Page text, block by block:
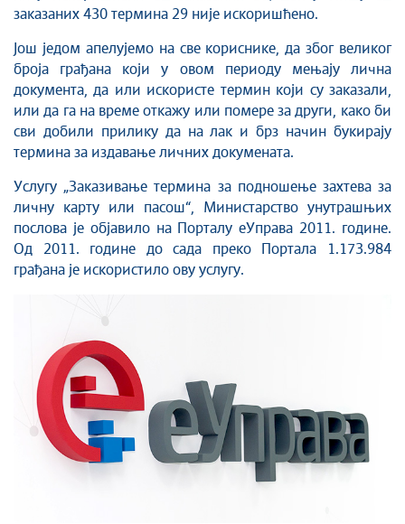
заказаних 430 термина 29 није искоришћено.
Још једом апелујемо на све кориснике, да због великог
броја грађана који у овом периоду мењају лична
документа, да или искористе термин који су заказали,
или да га на време откажу или помере за други, како би
сви добили прилику да на лак и брз начин букирају
термина за издавање личних докумената.
Услугу „Заказивање термина за подношење захтева за
личну карту или пасош“, Министарство унутрашњих
послова је објавило на Порталу еУправа 2011. године.
Од 2011. године до сада преко Портала 1.173.984
грађана је искористило ову услугу.